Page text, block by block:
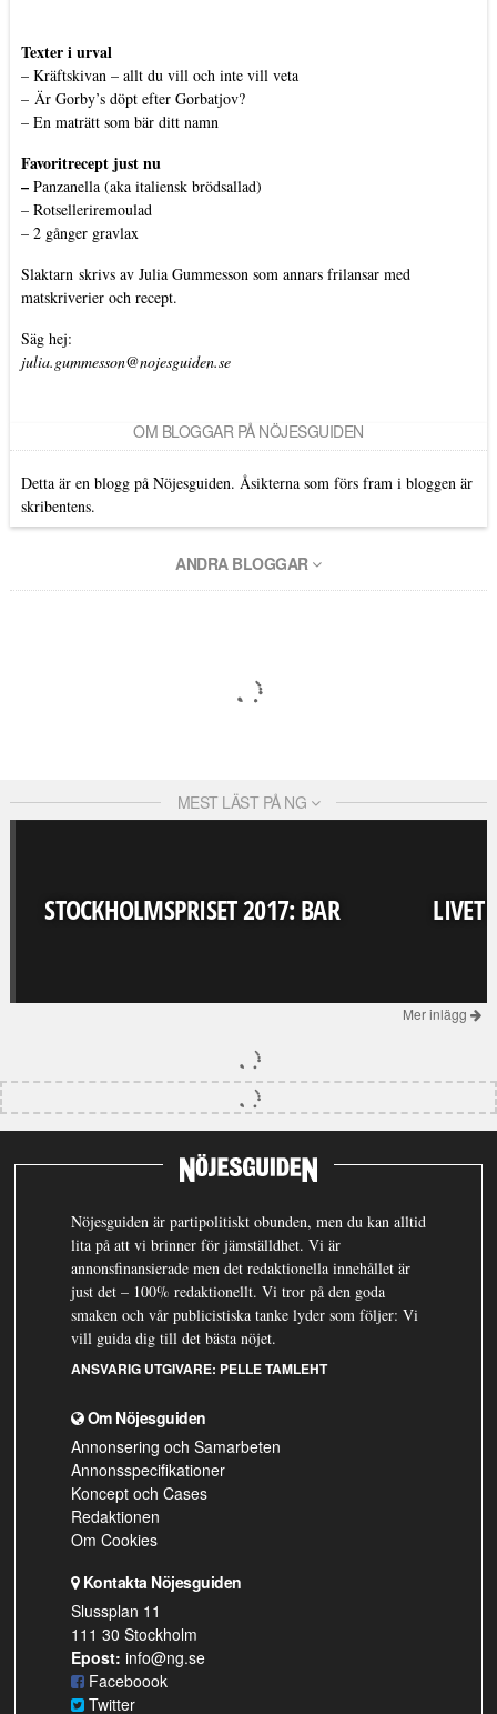
Texter i urval
– Kräftskivan – allt du vill och inte vill veta
– Är Gorby’s döpt efter Gorbatjov?
– En maträtt som bär ditt namn
Favoritrecept just nu
– Panzanella (aka italiensk brödsallad)
– Rotselleriremoulad
– 2 gånger gravlax
Slaktarn skrivs av Julia Gummesson som annars frilansar med
matskriverier och recept.
Säg hej:
julia.gummesson@nojesguiden.se
OM BLOGGAR PÅ NÖJESGUIDEN
Detta är en blogg på Nöjesguiden. Åsikterna som förs fram i bloggen är
skribentens.
ANDRA BLOGGAR
MEST LÄST PÅ NG
STOCKHOLMSPRISET 2017: BAR LIVET
Mer inlägg
Nöjesguiden är partipolitiskt obunden, men du kan alltid
lita på att vi brinner för jämställdhet. Vi är
annonsfinansierade men det redaktionella innehållet är
just det – 100% redaktionellt. Vi tror på den goda
smaken och vår publicistiska tanke lyder som följer: Vi
vill guida dig till det bästa nöjet.
ANSVARIG UTGIVARE: PELLE TAMLEHT
Om Nöjesguiden
Annonsering och Samarbeten
Annonsspecifikationer
Koncept och Cases
Redaktionen
Om Cookies
Kontakta Nöjesguiden
Slussplan 11
111 30 Stockholm
Epost: info@ng.se
Faceboook
Twitter